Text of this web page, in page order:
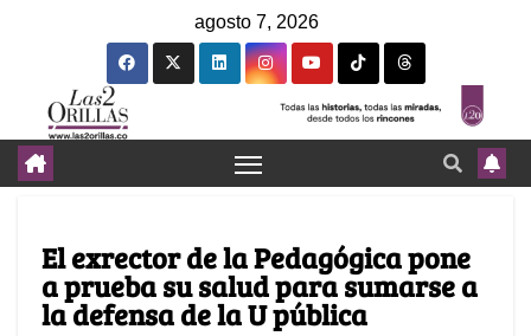
agosto 7, 2026
El exrector de la Pedagógica pone
a prueba su salud para sumarse a
la defensa de la U pública